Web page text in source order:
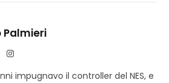
Palmieri
I
simpugnavo il controller del NES, e